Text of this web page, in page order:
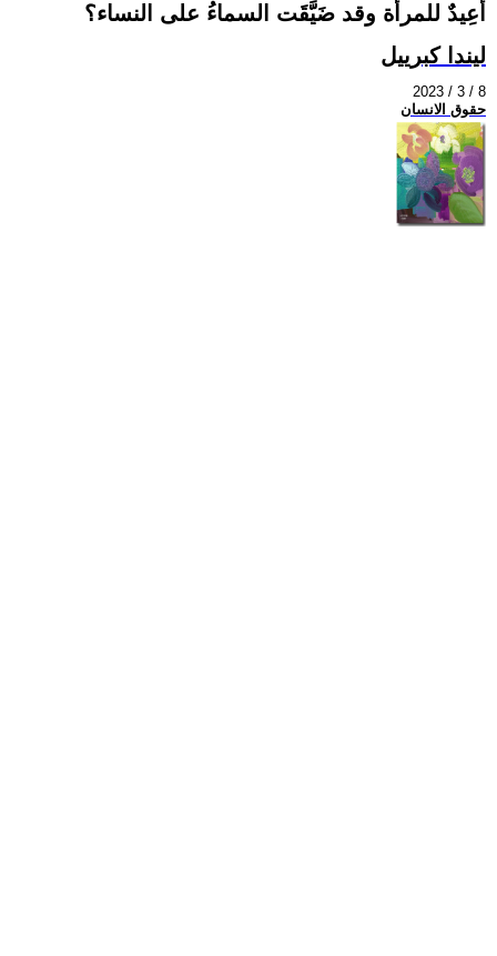
أعِيدٌ للمرأة وقد ضَيَّقَت السماءُ على النساء؟
ليندا كبرييل
2023 / 3 / 8
حقوق الانسان